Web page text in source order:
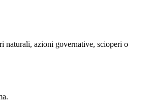
naturali, azioni governative, scioperi o